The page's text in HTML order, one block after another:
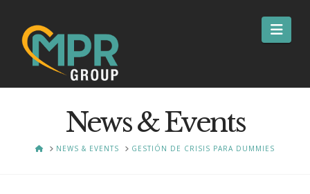
News & Events
HOMENEWS & EVENTS GESTIÓN DE CRISIS PARA DUMMIES